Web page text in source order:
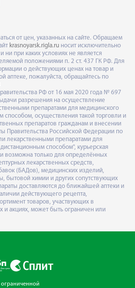
от цен, указанных на сайте. Обращаем
krasnoyarsk.rigla.ru носит исключительно
ни при каких условиях не является
положениями п. 2 ст. 437 ГК РФ. Для
о действующих ценах на товар и
аптеке, пожалуйста, обращайтесь по
РФ от 16 мая 2020 года № 697
разрешения на осуществление
препаратами для медицинского
способом, осуществления такой торговли и
препаратов гражданам и внесении
Правительства Российской Федерации по
лекарственными препаратами для
способом", курьерская
возможна только для определённых
лекарственных средств,
(БАДов), медицинских изделий,
бытовой химии и других сопутствующих
доставляются до ближайшей аптеки и
действующего рецепта,
товаров, участвующих в
и акциях, может быть ограничен или
ограниченной